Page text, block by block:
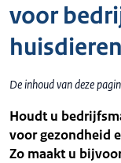
voor
huisdieren
De inhoud van deze
Houdt u
voor gezondheid
Zo maakt u